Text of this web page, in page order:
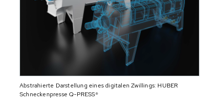
Abstrahierte Darstellung eines digitalen Zwillings: HUBER
Schneckenpresse Q-PRESS®